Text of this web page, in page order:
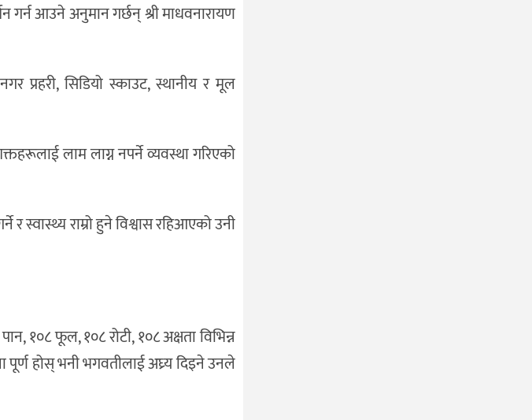
गर्न आउने अनुमान गर्छन् श्री माधवनारायण
प्रहरी, सिडियो स्काउट, स्थानीय र मूल
लाम लाग्न नपर्ने व्यवस्था गरिएको
स्वास्थ्य राम्रो हुने विश्वास रहिआएको उनी
१०८ फूल, १०८ रोटी, १०८ अक्षता विभिन्न
पूर्ण होस् भनी भगवतीलाई अघ्र्य दिइने उनले